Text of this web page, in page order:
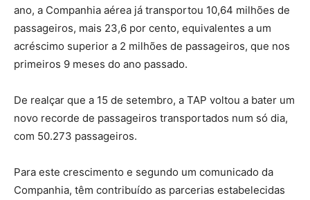
ano, a Companhia aérea já transportou 10,64 milhões de
passageiros, mais 23,6 por cento, equivalentes a um
acréscimo superior a 2 milhões de passageiros, que nos
primeiros 9 meses do ano passado.
De realçar que a 15 de setembro, a TAP voltou a bater um
novo recorde de passageiros transportados num só dia,
com 50.273 passageiros.
Para este crescimento e segundo um comunicado da
Companhia, têm contribuído as parcerias estabelecidas